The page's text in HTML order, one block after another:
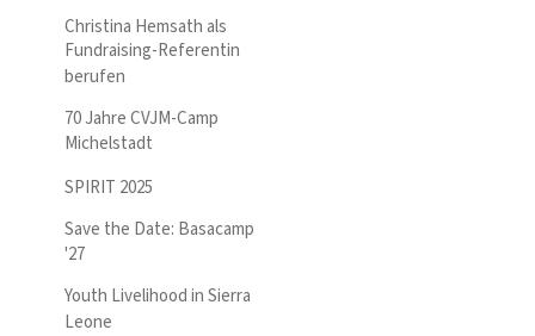
Christina Hemsath als
Fundraising-Referentin
berufen
70 Jahre CVJM-Camp
Michelstadt
SPIRIT 2025
Save the Date: Basacamp
'27
Youth Livelihood in Sierra
Leone